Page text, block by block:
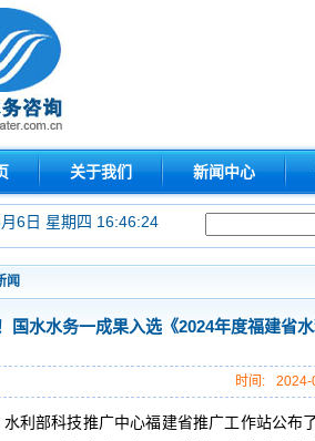
关于我们 新闻中心
6日 星期四 16:46:24
闻
国水水务一成果入选《2024年度福建省
时间: 2024-
水利部科技推广中心福建省推广工作站公布